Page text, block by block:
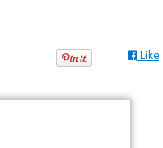
Like